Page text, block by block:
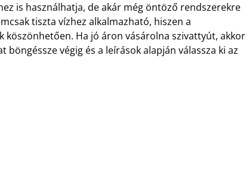
is használhatja, de akár még öntöző rendszerekre
tiszta vízhez alkalmazható, hiszen a
köszönhetően. Ha jó áron vásárolna szivattyút, akkor
végig és a leírások alapján válassza ki az